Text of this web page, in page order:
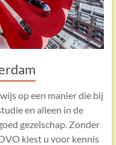
op een manier die bij
en alleen in de
gezelschap. Zonder
kiest u voor kennis